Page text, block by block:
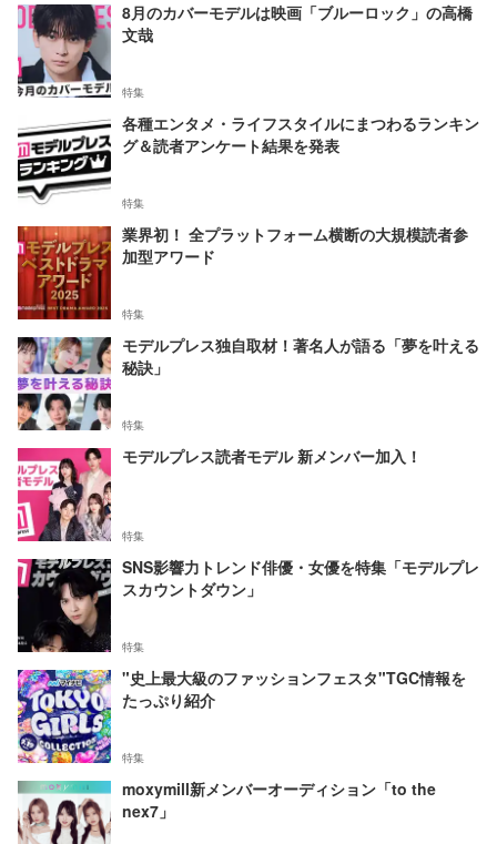
8月のカバーモデルは映画「ブルーロック」の高橋
文哉
特集
各種エンタメ・ライフスタイルにまつわるランキン
グ＆読者アンケート結果を発表
特集
業界初！ 全プラットフォーム横断の大規模読者参
加型アワード
特集
モデルプレス独自取材！著名人が語る「夢を叶える
秘訣」
特集
モデルプレス読者モデル 新メンバー加入！
特集
SNS影響力トレンド俳優・女優を特集「モデルプレ
スカウントダウン」
特集
"史上最大級のファッションフェスタ"TGC情報を
たっぷり紹介
特集
moxymill新メンバーオーディション「to the
nex7」